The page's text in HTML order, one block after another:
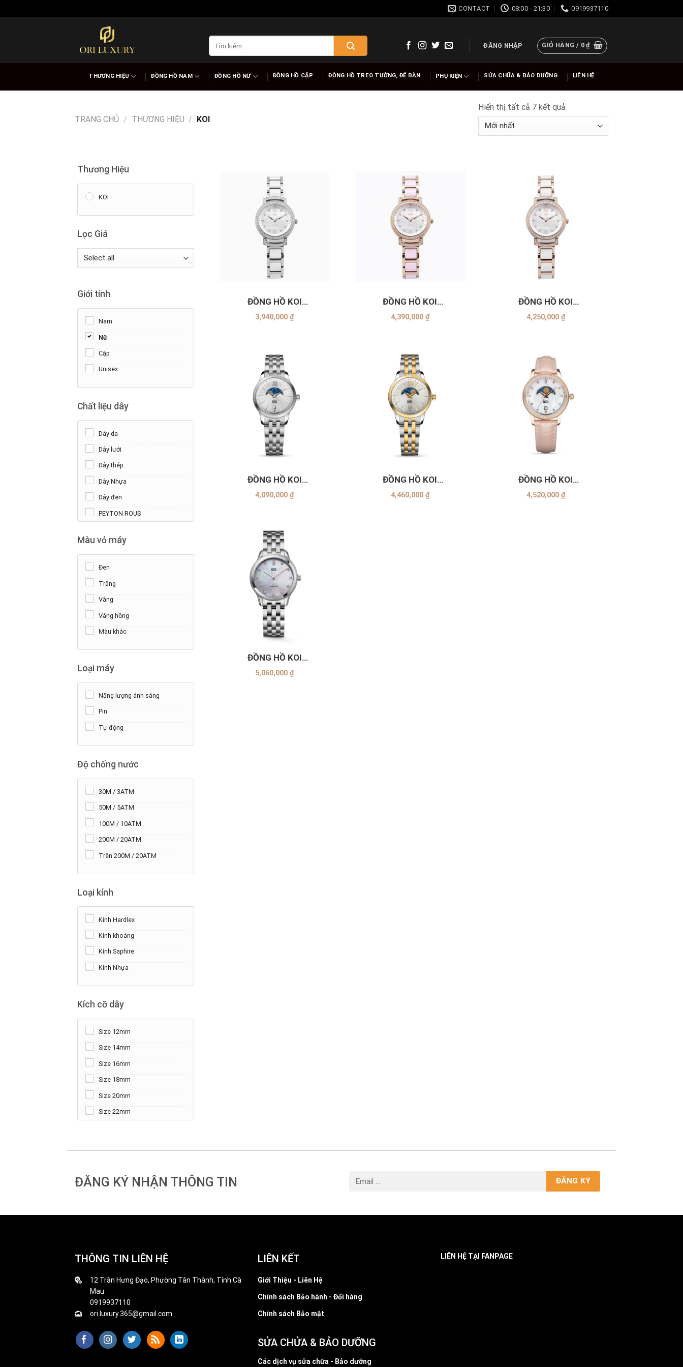
to
CONTACT 08:00 - 21:30 0919937110
ĐĂNG NHẬP GIỎ HÀNG / 0₫
THƯƠNG HIỆU ĐỒNG HỒ NAM ĐỒNG HỒ NỮ ĐỒNG HỒ CẶP ĐỒNG HỒ TREO TƯỜNG, ĐỂ BÀN PHỤ KIỆN SỬA CHỮA & BẢO DƯỠNG LIÊN HỆ
TRANG CHỦ / THƯƠNG HIỆU / KOI
Hiển thị tất cả 7 kết quả
Thương Hiệu
KOI
Lọc Giá
Giới tính
Nam
Nữ
Cặp
Unisex
Chất liệu dây
Dây da
Dây lưới
Dây thép
Dây Nhựa
Dây đen
PEYTON ROUS
Da Cá Sấu
Màu vỏ máy
Đen
Trắng
Vàng
Vàng hồng
Màu khác
Loại máy
Năng lượng ánh sáng
Pin
Tự động
Độ chống nước
30M / 3ATM
50M / 5ATM
100M / 10ATM
200M / 20ATM
Trên 200M / 20ATM
Loại kính
Kính Hardlex
Kính khoáng
Kính Saphire
Kính Nhựa
Kích cỡ dây
Size 12mm
Size 14mm
Size 16mm
Size 18mm
Size 20mm
Size 22mm
ĐỒNG HỒ KOI
K004.101.64.14.01.11.05
3,940,000₫
ĐỒNG HỒ KOI
K004.152.64.14.54.11.05
4,390,000 ₫
ĐỒNG HỒ KOI
K004.153.64.14.53.11.05
4,250,000 ₫
ĐỒNG HỒ KOI
K006.103.65.1.03.03.07
4,090,000₫
ĐỒNG HỒ KOI
K006.136.65.1.50.03.07
4,460,000 ₫
ĐỒNG HỒ KOI
K006.152.65.2.33.11.04
4,520,000 ₫
ĐỒNG HỒ KOI
K007.436.64.50.03.04.01
5,060,000₫
ĐĂNG KÝ NHẬN THÔNG TIN
THÔNG TIN LIÊN HỆ
12 Trần Hưng Đạo, Phường Tân Thành, Tỉnh Cà
Mau
0919937110
ori.luxury.365@gmail.com
LIÊN KẾT
Giới Thiệu - Liên Hệ
Chính sách Bảo hành - Đổi hàng
Chính sách Bảo mật
SỬA CHỬA & BẢO DƯỠNG
Các dịch vụ sửa chữa - Bảo dưỡng
LIÊN HỆ TẠI FANPAGE